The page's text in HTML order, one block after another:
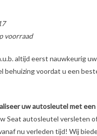
voorraad
altijd eerst nauwkeurig
behuizing voordat u een
uw autosleutel met
Seat autosleutel versleten
nu verleden tijd! Wij